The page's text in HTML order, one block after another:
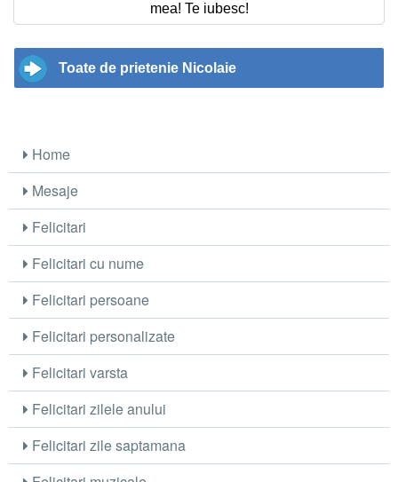
mea! Te iubesc!
Toate de prietenie Nicolaie
Home
Mesaje
Felicitari
Felicitari cu nume
Felicitari persoane
Felicitari personalizate
Felicitari varsta
Felicitari zilele anului
Felicitari zile saptamana